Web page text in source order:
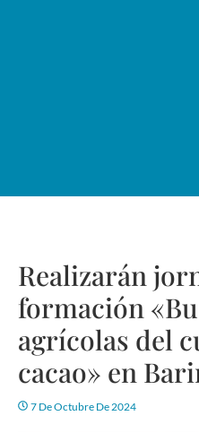
Realizarán
formación
agrícolas del
cacao» en
7 De Octubre De 2024